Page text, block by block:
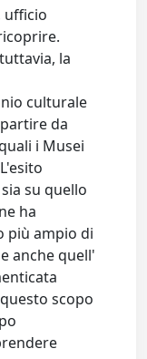
ufficio
la
culturale
da
i Musei
su quello
ha
più ampio di
anche quell'
scopo